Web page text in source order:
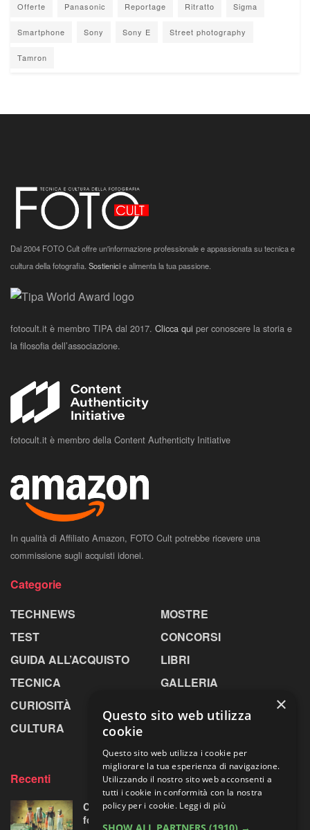
Offerte Panasonic Reportage Ritratto Sigma
Smartphone Sony Sony E Street photography
Tamron
Dal 2004 FOTO Cult offre un'informazione professionale e appassionata su tecnica e
cultura della fotografia. Sostienicie alimenta la tua passione.
fotocult.it è membro TIPA dal 2017. Clicca qui per conoscere la storia e
la filosofia dell’associazione.
fotocult.it è membro della Content Authenticity Initiative
In qualità di Affiliato Amazon, FOTO Cult potrebbe ricevere una
commissione sugli acquisti idonei.
Categorie
TECHNEWS
TEST
GUIDA ALL’ACQUISTO
TECNICA
CURIOSITÀ
CULTURA
MOSTRE
CONCORSI
LIBRI
GALLERIA
Recenti
Centosessantasette candeline per la mostra
fotografica più longeva al mondo
×
Questo sito web utilizza
cookie
Questo sito web utilizza i cookie per
migliorare la tua esperienza di navigazione.
Utilizzando il nostro sito web acconsenti a
tutti i cookie in conformità con la nostra
policy per i cookie. Leggi di più